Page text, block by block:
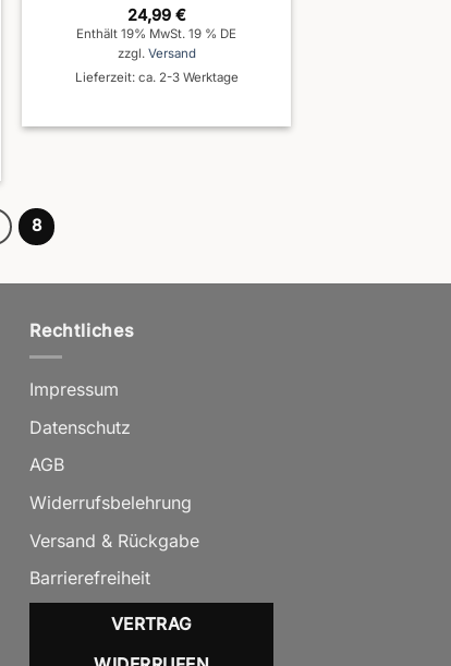
Bewertet
mit4.5
von 5
24,99 €
Enthält 19% MwSt. 19 % DE
zzgl. Versand
Lieferzeit: ca. 2-3 Werktage
8
Rechtliches
Impressum
Datenschutz
AGB
Widerrufsbelehrung
Versand & Rückgabe
Barrierefreiheit
VERTRAG